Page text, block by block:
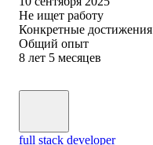
Не ищет работу
Конкретные достижения
Общий опыт
8 лет 5 месяцев
full stack developer